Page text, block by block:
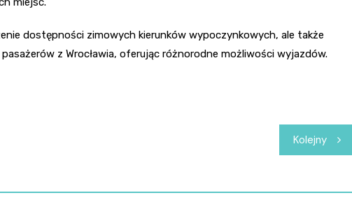
dostępności zimowych kierunków wypoczynkowych, ale także
z Wrocławia, oferując różnorodne możliwości wyjazdów.
Kolejny